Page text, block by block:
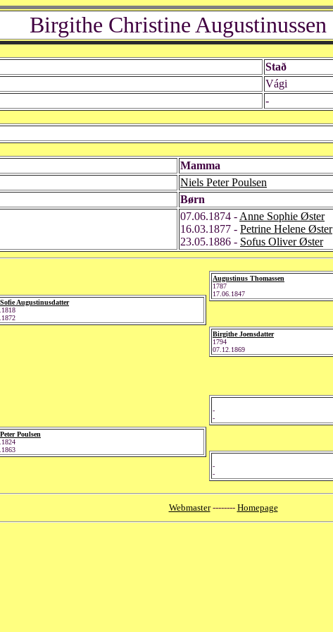
Birgithe Christine Augustinussen
Stað
Vági
-
Mamma
Niels Peter Poulsen
Børn
07.06.1874 - Anne Sophie Øster
16.03.1877 - Petrine Helene Øster
23.05.1886 - Sofus Oliver Øster
Augustinusdatter
Poulsen
Augustinus Thomassen
1787
17.06.1847
Birgithe Joensdatter
1794
07.12.1869
-
-
-
-
Webmaster-------- Homepage